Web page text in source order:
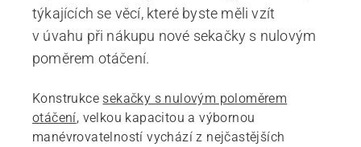
týkajících se věcí, které byste měli vzít
v úvahu při nákupu nové sekačky s nulovým
poměrem otáčení.
Konstrukcesekačky s nulovým poloměrem
otáčení, velkou kapacitou a výbornou
manévrovatelností vychází z nejčastějších